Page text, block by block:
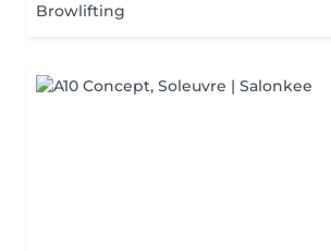
Browlifting